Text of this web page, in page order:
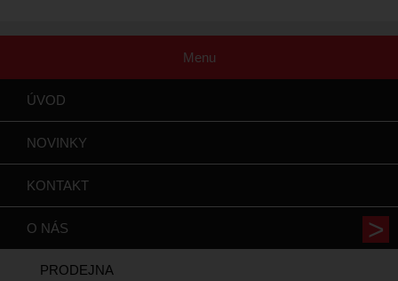
Menu
ÚVOD
NOVINKY
KONTAKT
O NÁS
PRODEJNA